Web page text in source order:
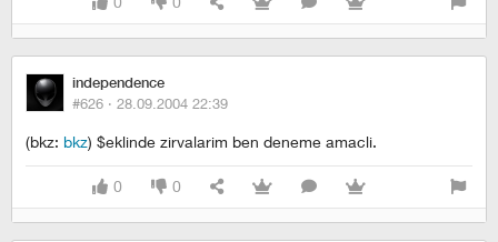
independence
#626 · 28.09.2004 22:39
(bkz: bkz) $eklinde zirvalarim ben deneme amacli.
0 0